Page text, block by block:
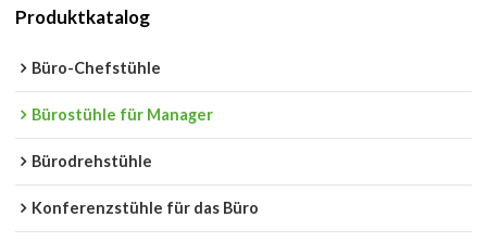
Produktkatalog
Büro-Chefstühle
Bürostühle für Manager
Bürodrehstühle
Konferenzstühle für das Büro